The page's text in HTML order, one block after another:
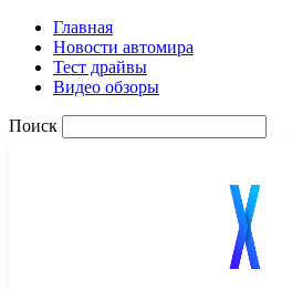
Главная
Новости автомира
Тест драйвы
Видео обзоры
Поиск